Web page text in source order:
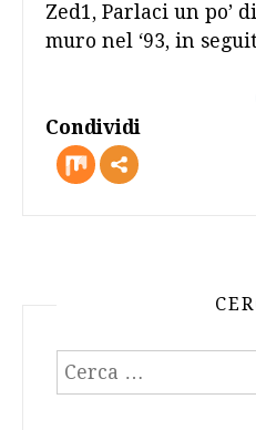
Zed1, Parlaci un po’
muro nel ‘93, in
Condividi
Ricerca
per: